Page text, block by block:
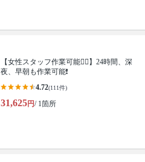
【女性スタッフ作業可能🙆‍♀️】24時間、深
夜、早朝も作業可能❗️
4.72(111件)
31,625円/ 1箇所